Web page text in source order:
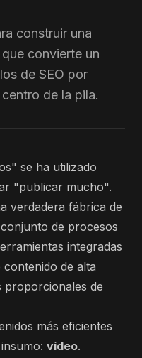
construir una
convierte un
de SEO por
de la pila.
se ha utilizado
"publicar mucho".
verdadera fábrica de
de procesos
integradas
de alta
proporcionales de
más eficientes
vídeo.